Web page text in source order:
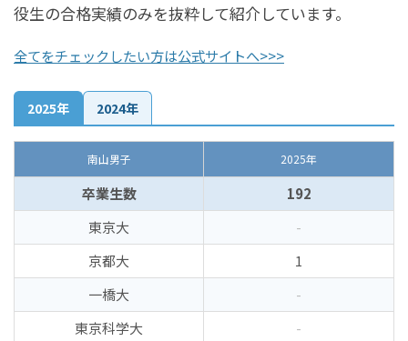
役生の合格実績のみを抜粋して紹介しています。
全てをチェックしたい方は公式サイトへ>>>
2025年 2024年
南山男子 2025年
卒業生数
192
東京大
-
京都大
1
一橋大
-
東京科学大
-